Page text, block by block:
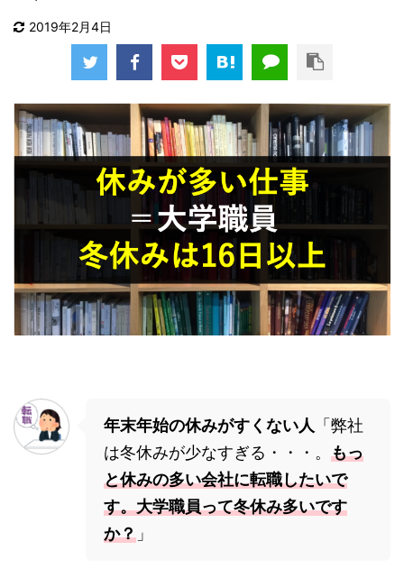
2019年2月4日
年末年始の休みがすくない人 「弊社
は冬休みが少なすぎる・・・。 もっ
と休みの多い会社に転職したいで
す。大学職員って冬休み多いです
か？ 」